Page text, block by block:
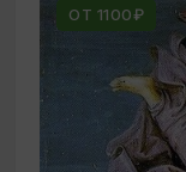
ОТ 1100₽